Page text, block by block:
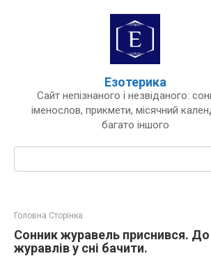
Езотерика
Сайт непізнаного і незвіданого:
іменослов, прикмети, місячний
багато іншого
Пошук:
Головна Сторінка
Сонник журавель приснився. До
журавлів у сні бачити.